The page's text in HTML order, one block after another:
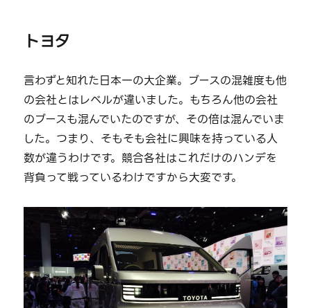
トヨタ
言わずと知れた日本一の大企業。ブースの混雑度も他
の会社とはレベルが違いました。もちろん他の会社
のブースも混んでいたのですが、その倍は混んでいま
した。つまり、そもそも会社に興味を持っている人
数が違うわけです。競合各社はこれだけのハンデを
背負って戦っているわけですから大変です。